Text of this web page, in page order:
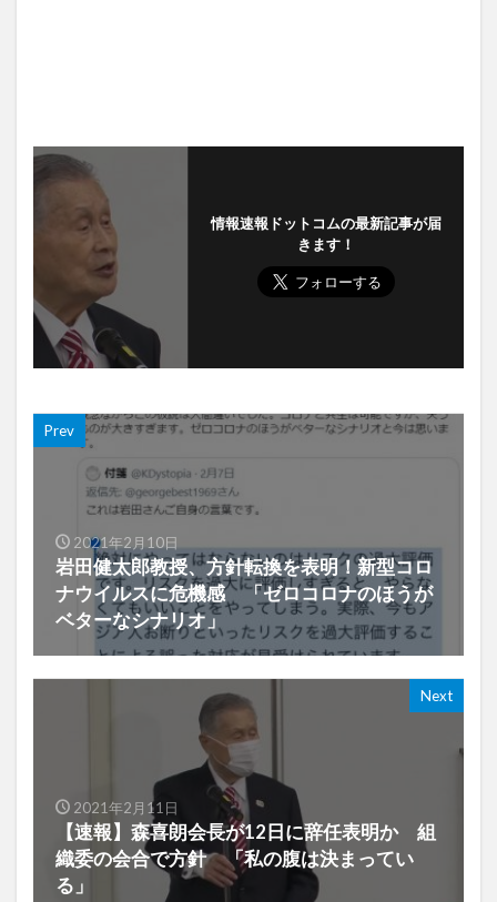
情報速報ドットコムの最新記事が届
きます！
Prev
2021年2月10日
岩田健太郎教授、方針転換を表明！新型コロ
ナウイルスに危機感 「ゼロコロナのほうが
ベターなシナリオ」
Next
2021年2月11日
【速報】森喜朗会長が12日に辞任表明か 組
織委の会合で方針 「私の腹は決まってい
る」